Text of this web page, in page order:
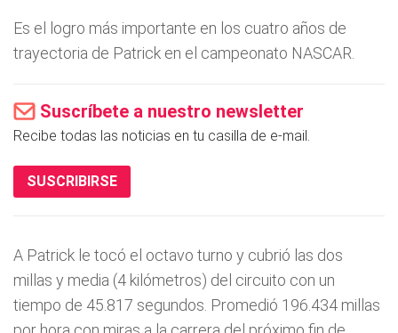
Es el logro más importante en los cuatro años de
trayectoria de Patrick en el campeonato NASCAR.
Suscríbete a nuestro newsletter
Recibe todas las noticias en tu casilla de e-mail.
SUSCRIBIRSE
A Patrick le tocó el octavo turno y cubrió las dos
millas y media (4 kilómetros) del circuito con un
tiempo de 45.817 segundos. Promedió 196.434 millas